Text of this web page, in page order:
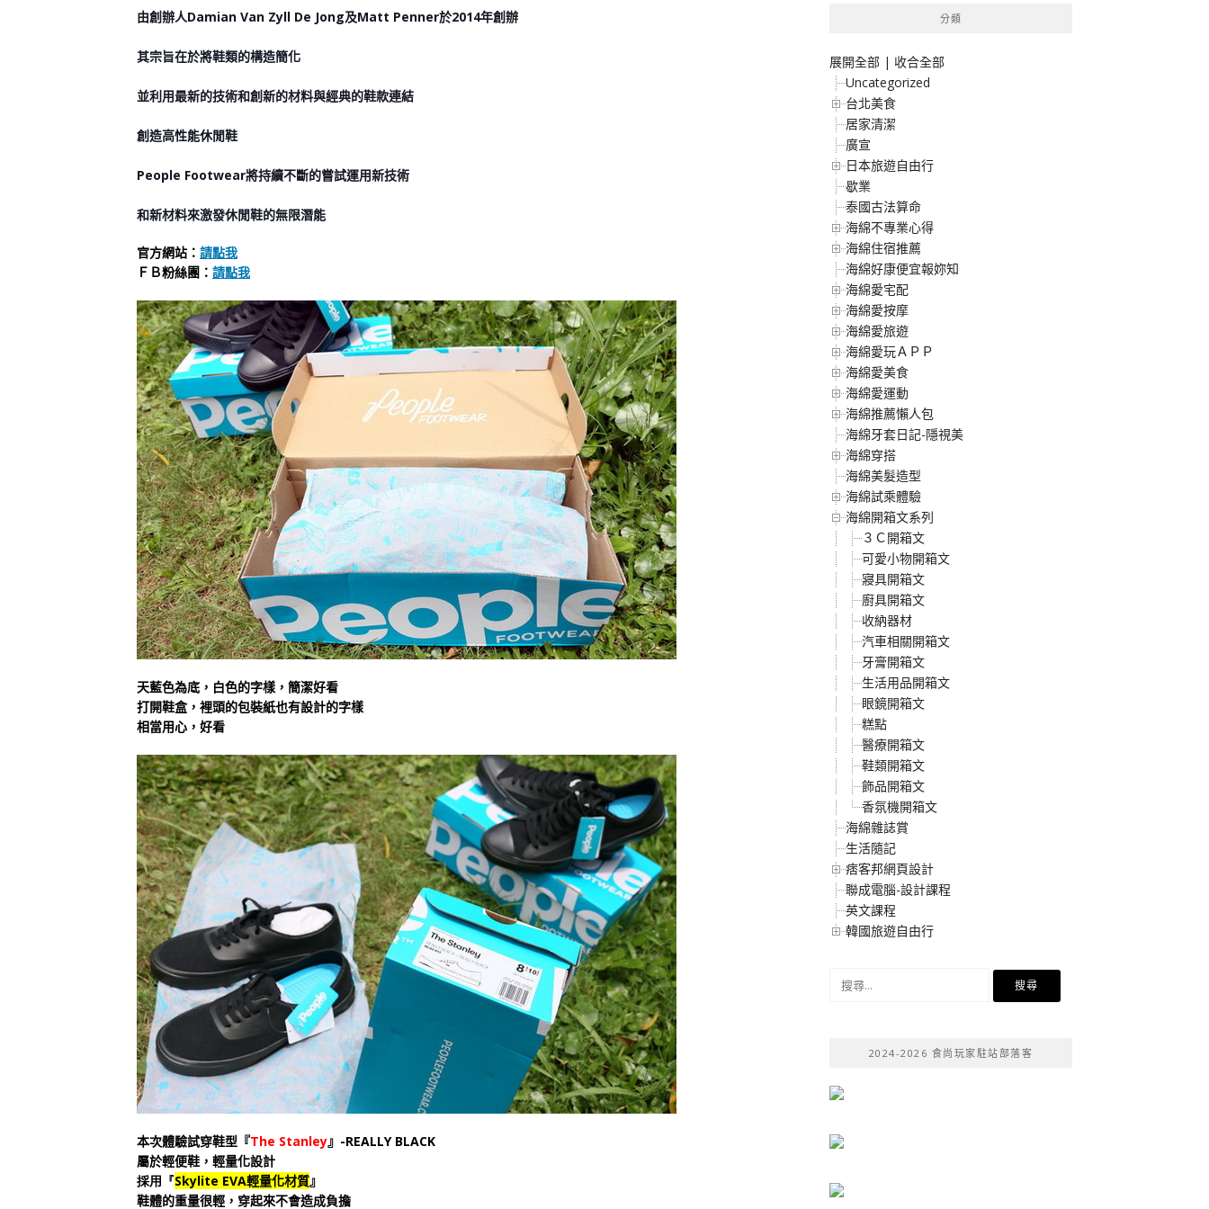
由創辦人Damian Van Zyll De Jong及Matt Penner於2014年創辦
其宗旨在於將鞋類的構造簡化
並利用最新的技術和創新的材料與經典的鞋款連結
創造高性能休閒鞋
People Footwear將持續不斷的嘗試運用新技術
和新材料來激發休閒鞋的無限潛能
官方網站： 請點我
ＦＢ粉絲團： 請點我
天藍色為底，白色的字樣，簡潔好看
打開鞋盒，裡頭的包裝紙也有設計的字樣
相當用心，好看
本次體驗試穿鞋型『The Stanley』-REALLY BLACK
屬於輕便鞋，輕量化設計
採用『Skylite EVA輕量化材質』
鞋體的重量很輕，穿起來不會造成負擔
分類
展開全部 | 收合全部
Uncategorized
台北美食
居家清潔
廣宣
日本旅遊自由行
歇業
泰國古法算命
海綿不專業心得
海綿住宿推薦
海綿好康便宜報妳知
海綿愛宅配
海綿愛按摩
海綿愛旅遊
海綿愛玩ＡＰＰ
海綿愛美食
海綿愛運動
海綿推薦懶人包
海綿牙套日記-隱視美
海綿穿搭
海綿美髮造型
海綿試乘體驗
海綿開箱文系列
３Ｃ開箱文
可愛小物開箱文
寢具開箱文
廚具開箱文
收納器材
汽車相關開箱文
牙膏開箱文
生活用品開箱文
眼鏡開箱文
糕點
醫療開箱文
鞋類開箱文
飾品開箱文
香氛機開箱文
海綿雜誌賞
生活隨記
痞客邦網頁設計
聯成電腦-設計課程
英文課程
韓國旅遊自由行
2024-2026 食尚玩家駐站部落客